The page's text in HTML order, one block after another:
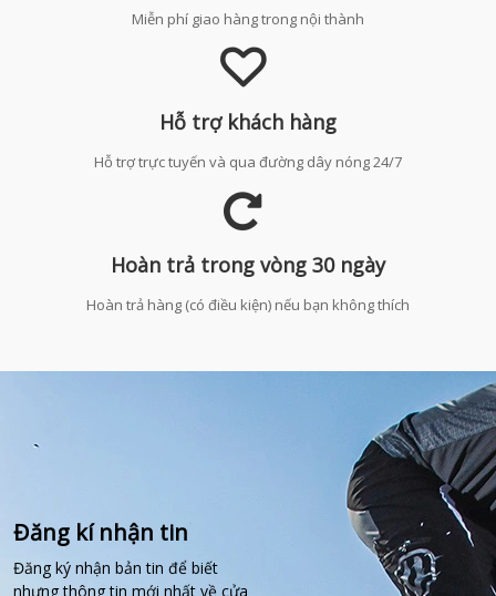
Miễn phí giao hàng trong nội thành
Hỗ trợ khách hàng
Hỗ trợ trực tuyến và qua đường dây nóng 24/7
Hoàn trả trong vòng 30 ngày
Hoàn trả hàng (có điều kiện) nếu bạn không thích
Đăng kí nhận tin
Đăng ký nhận bản tin để biết
nhưng thông tin mới nhất về cửa